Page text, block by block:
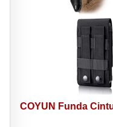
COYUN Funda